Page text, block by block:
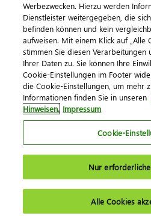
© 2026
Impressum
Cookie-
Werbezwecken. Hierzu werden
Dienstleister weitergegeben, die
befinden können und kein
aufweisen. Mit einem Klick auf „Alle
stimmen Sie diesen Verarbeitungen
Ihrer Daten zu. Sie können Ihre
Cookie-Einstellungen im Footer
die Cookie-Einstellungen, um mehr
Informationen finden Sie in unseren
Hinweisen. Impressum
Cookie-
Nur
Alle Cookies